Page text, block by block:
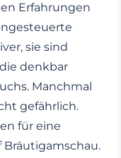
Erfahrungen
sie sind
denkbar
Manchmal
gefährlich.
für eine